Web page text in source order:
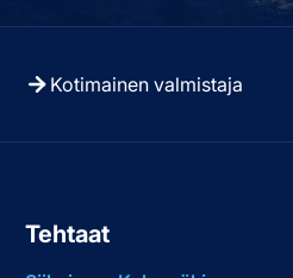
Kotimainen valmistaja
Tehtaat